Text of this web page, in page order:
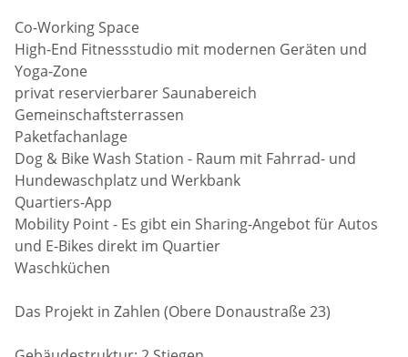
Co-Working Space
High-End Fitnessstudio mit modernen Geräten und
Yoga-Zone
privat reservierbarer Saunabereich
Gemeinschaftsterrassen
Paketfachanlage
Dog & Bike Wash Station - Raum mit Fahrrad- und
Hundewaschplatz und Werkbank
Quartiers-App
Mobility Point - Es gibt ein Sharing-Angebot für Autos
und E-Bikes direkt im Quartier
Waschküchen
Das Projekt in Zahlen (Obere Donaustraße 23)